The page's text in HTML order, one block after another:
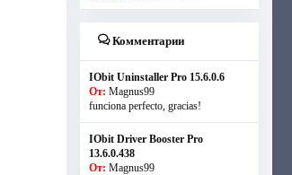
Комментарии
IObit Uninstaller Pro 15.6.0.6
От: Magnus99
funciona perfecto, gracias!
IObit Driver Booster Pro
13.6.0.438
От: Magnus99